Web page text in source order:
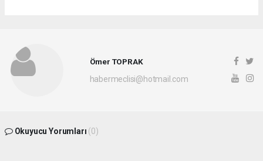
Ömer TOPRAK
habermeclisi@hotmail.com
Okuyucu Yorumları (0)